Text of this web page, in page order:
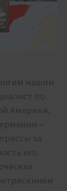
нашим
по
Америки,
–
за
его